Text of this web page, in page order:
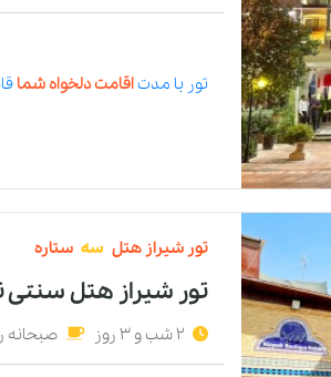
تور با مدتاقامت دلخواه شما
تور شیراز هتل سه ستاره
تور شیراز هتل سنتی
2 شب و 3 روز صبحانه